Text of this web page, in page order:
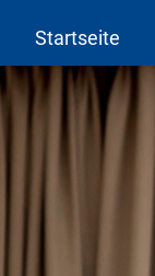
Startseite